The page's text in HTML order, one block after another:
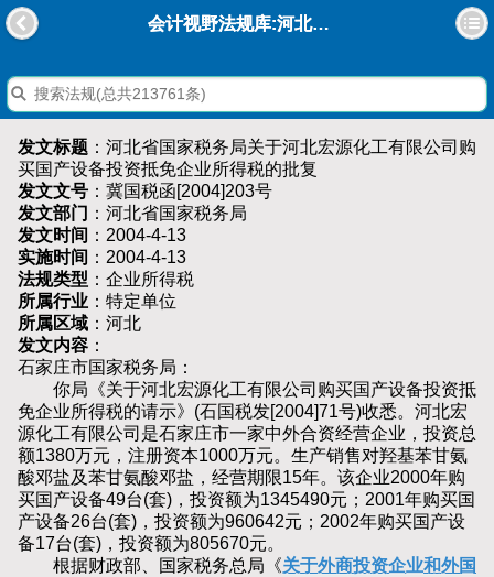
会计视野法规库:河北省国家税务局关于河北宏源化工有限公司购买国产设备投资抵免企业所得税的批复
发文标题 ：河北省国家税务局关于河北宏源化工有限公司购
买国产设备投资抵免企业所得税的批复
发文文号 ：冀国税函[2004]203号
发文部门 ：河北省国家税务局
发文时间 ：2004-4-13
实施时间 ：2004-4-13
法规类型 ：企业所得税
所属行业 ：特定单位
所属区域 ：河北
发文内容 ：
石家庄市国家税务局：
你局《关于河北宏源化工有限公司购买国产设备投资抵
免企业所得税的请示》(石国税发[2004]71号)收悉。河北宏
源化工有限公司是石家庄市一家中外合资经营企业，投资总
额1380万元，注册资本1000万元。生产销售对羟基苯甘氨
酸邓盐及苯甘氨酸邓盐，经营期限15年。该企业2000年购
买国产设备49台(套)，投资额为1345490元；2001年购买国
产设备26台(套)，投资额为960642元；2002年购买国产设
备17台(套)，投资额为805670元。
根据财政部、国家税务总局《关于外商投资企业和外国